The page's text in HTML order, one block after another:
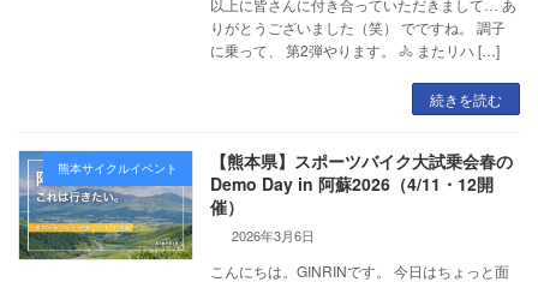
以上に皆さんに付き合っていただきまして… あ
りがとうございました（笑） でですね。 調子
に乗って、 第2弾やります。 🚴 またリハ […]
続きを読む
熊本サイクルイベント
【熊本県】スポーツバイク大試乗会春の
Demo Day in 阿蘇2026（4/11・12開
催）
2026年3月6日
こんにちは。GINRINです。 今日はちょっと面